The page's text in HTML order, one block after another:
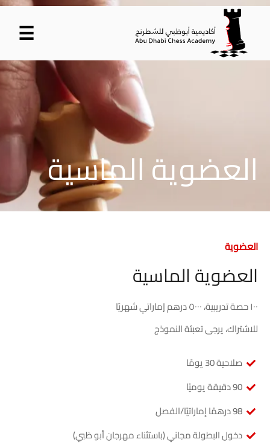
☰
العضوية الماسية
العضوية
العضوية الماسية
١٠٠ حصة تدريبية، ٥٠٠٠ درهم إماراتي شهريًا
للاشتراك، يرجى تعبئة النموذج
صلاحية 30 يومًا
90 دقيقة يوميًا
98 درهمًا إماراتيًا/الفصل
دخول البطولة مجاني (باستثناء مهرجان أبو ظبي)